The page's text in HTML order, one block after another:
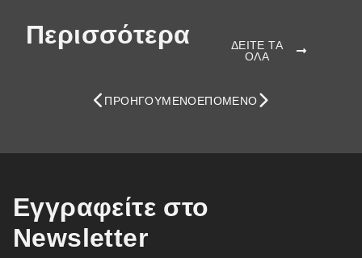
Περισσότερα
ΔΕΙΤΕ ΤΑ
ΟΛΑ
ΠΡΟΗΓΟΎΜΕΝΟΕΠΌΜΕΝΟ
Εγγραφείτε στο
Newsletter